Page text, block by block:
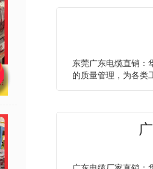
东莞广东电缆直销：
的质量管理，为各类